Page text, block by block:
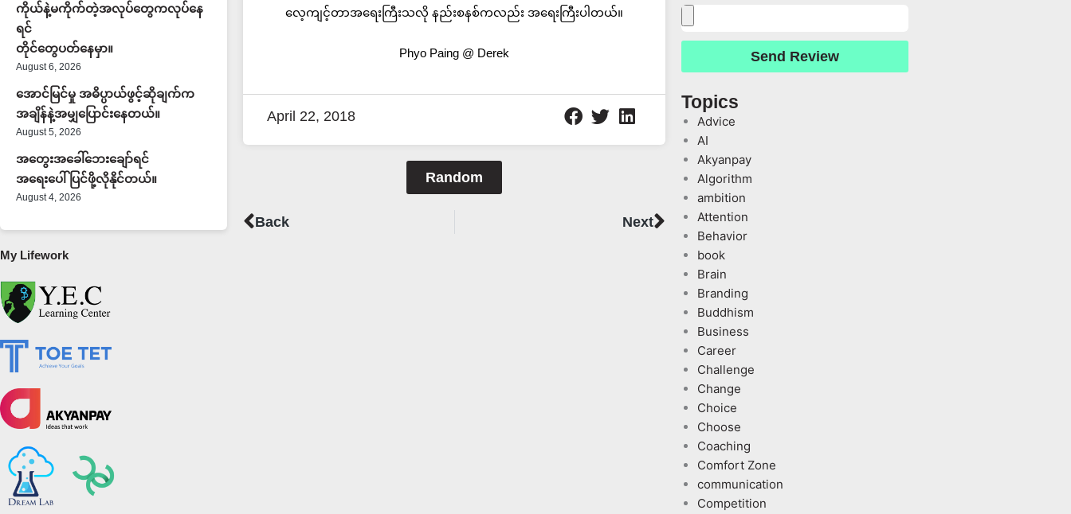
ကိုယ်နဲ့မကိုက်တဲ့အလုပ်တွေကလုပ်နေ
ရင်
တိုင်တွေပတ်နေမှာ။
August 6, 2026
အောင်မြင်မှု အဓိပ္ပာယ်ဖွင့်ဆိုချက်က
အချိန်နဲ့အမျှပြောင်းနေတယ်။
August 5, 2026
အတွေးအခေါ်ဘေးချော်ရင်
အရေးပေါ်ပြင်ဖို့လိုနိုင်တယ်။
August 4, 2026
My Lifework
လေ့ကျင့်တာအရေးကြီးသလို နည်းစနစ်ကလည်း အရေးကြီးပါတယ်။
Phyo Paing @ Derek
April 22, 2018
Random
Prev
Back NextNext
Send Review
Topics
Advice
AI
Akyanpay
Algorithm
ambition
Attention
Behavior
book
Brain
Branding
Buddhism
Business
Career
Challenge
Change
Choice
Choose
Coaching
Comfort Zone
communication
Competition